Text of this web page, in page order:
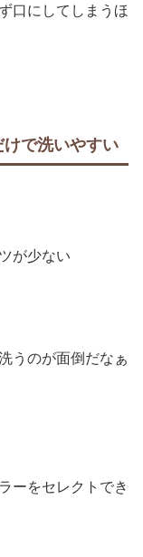
口にしてしまうほ
で洗いやすい
が少ない
うのが面倒だなぁ
ーをセレクトでき